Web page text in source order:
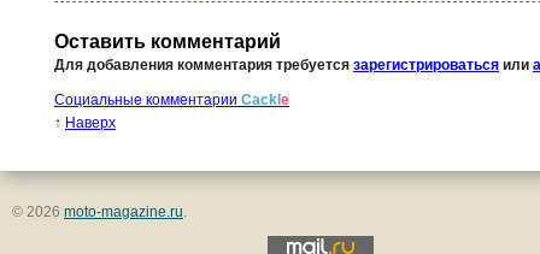
Оставить комментарий
Для добавления комментария требуется зарегистрироваться или
Социальные комментарии Cackl e
↑ Наверх
© 2026 moto-magazine.ru.